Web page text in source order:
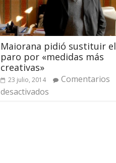
Maiorana pidió sustituir el
paro por «medidas más
creativas»
23 julio, 2014
Comentarios
desactivados